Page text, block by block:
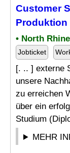
Customer
Produktion
• North
Jobticket
[. .. ] externe
unsere
zu erreichen
über ein
Studium
MEHR